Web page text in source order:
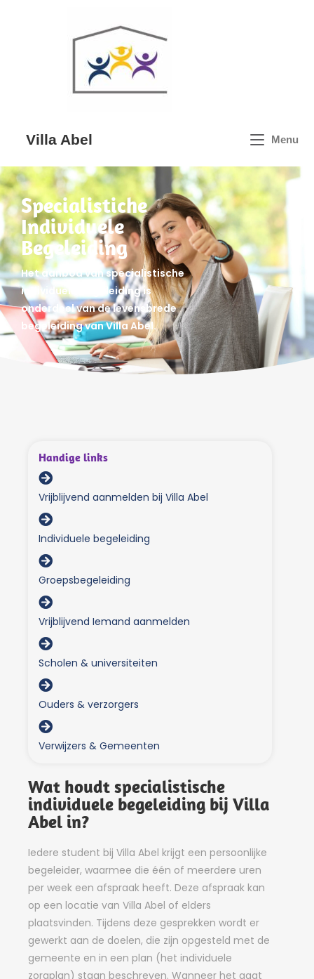
Villa Abel Menu
Specialistiche
Individuele
Begeleiding
Het aanbod van specialistische
individuele begeleiding is
onderdeel van de levensbrede
begeleiding van Villa Abel.
Handige links
Vrijblijvend aanmelden bij Villa Abel
Individuele begeleiding
Groepsbegeleiding
Vrijblijvend Iemand aanmelden
Scholen & universiteiten
Ouders & verzorgers
Verwijzers & Gemeenten
Wat houdt specialistische
individuele begeleiding bij Villa
Abel in?
Iedere student bij Villa Abel krijgt een persoonlijke
begeleider, waarmee die één of meerdere uren
per week een afspraak heeft. Deze afspraak kan
op een locatie van Villa Abel of elders
plaatsvinden. Tijdens deze gesprekken wordt er
gewerkt aan de doelen, die zijn opgesteld met de
gemeente en in een plan (het individuele
zorgplan) staan beschreven. Wanneer het gaat